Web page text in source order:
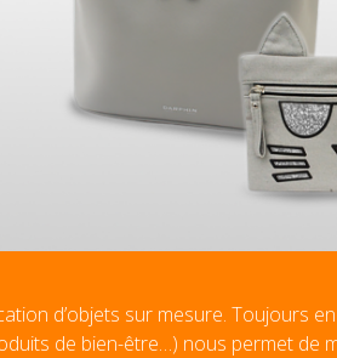
d’objets sur mesure. Toujours
de bien-être…) nous permet de